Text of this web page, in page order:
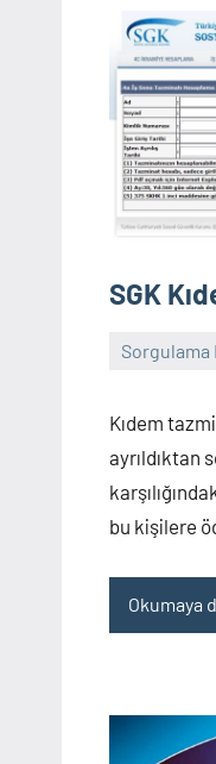
SGK
Sorgulama
sorgulama
Yorum
Kıdem
ayrıldıktan
bu kişilere
Okumaya